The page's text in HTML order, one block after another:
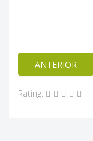
ANTERIOR
Rating: